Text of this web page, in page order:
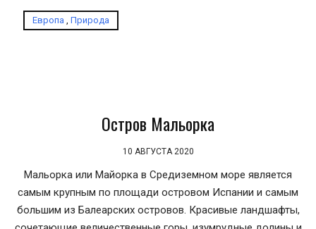
Европа Природа
Остров Мальорка
10 АВГУСТА 2020
Мальорка или Майорка в Средиземном море является
самым крупным по площади островом Испании и самым
большим из Балеарских островов. Красивые ландшафты,